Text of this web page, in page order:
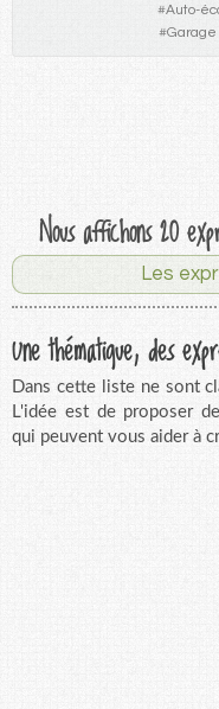
#Auto-
#
Nous affichons 20
Les
Une thématique, des
Dans cette liste ne sont
L'idée est de proposer
qui peuvent vous aider à